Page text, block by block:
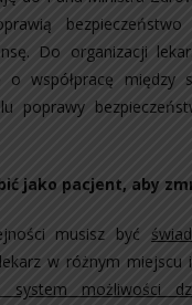
Do organizacji
o współpracę między
poprawy
jako pacjent, aby
musisz być
w różnym miejscu
system możliwości